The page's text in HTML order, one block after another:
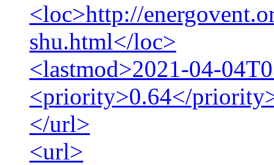
<loc>http://
shu.html</loc>
<lastmod>2021-04-
<priority>0.64</
</url>
<url>